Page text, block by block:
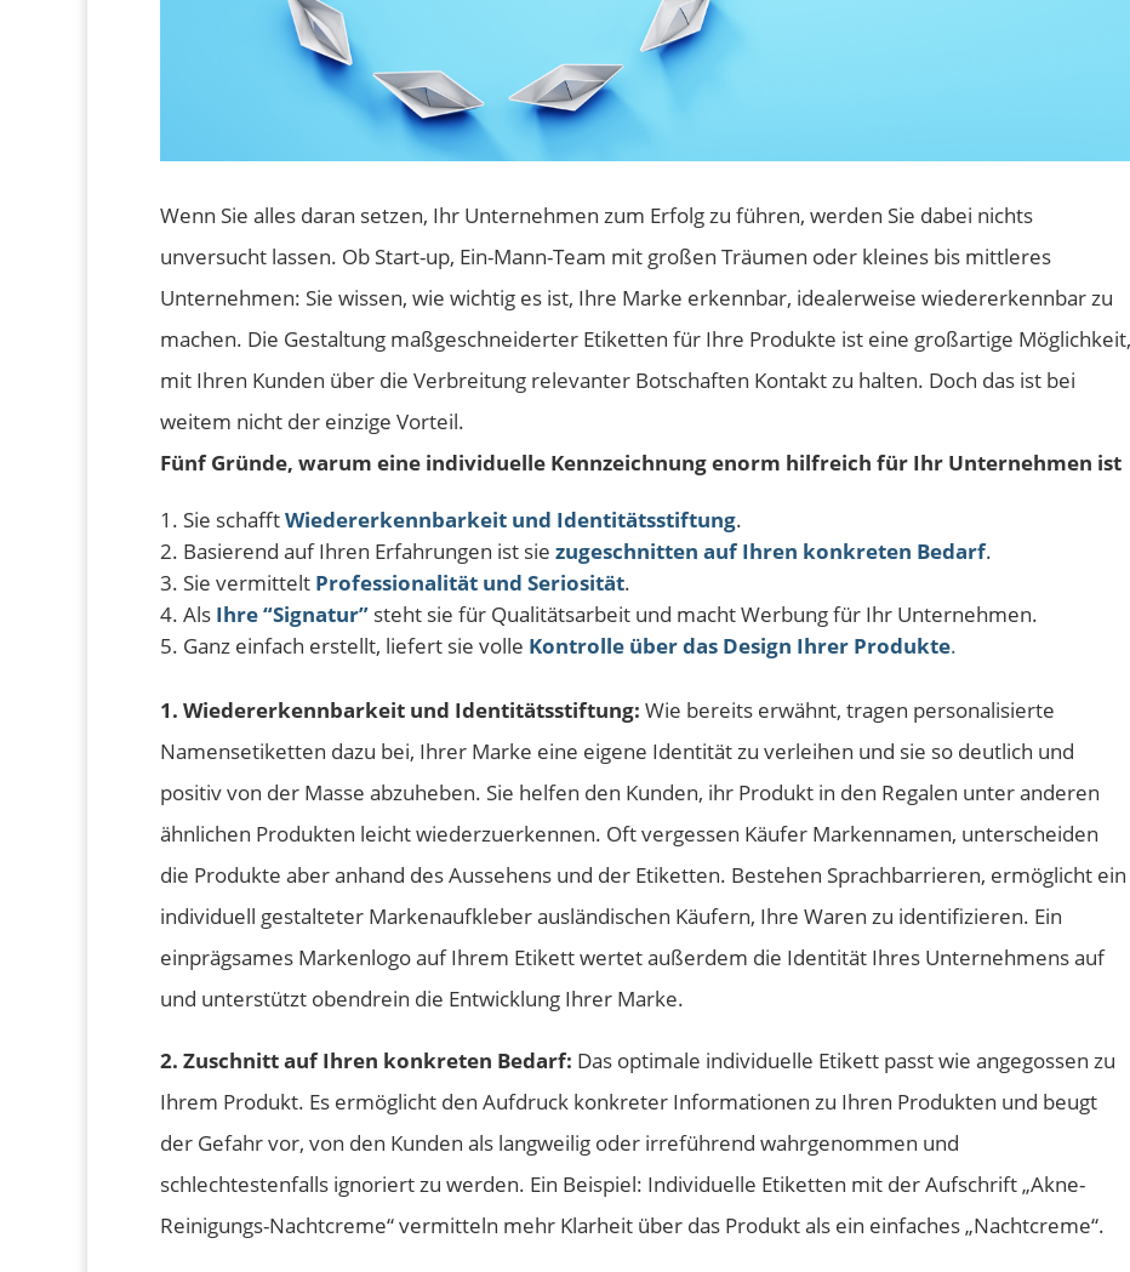
Wenn Sie alles daran setzen, Ihr Unternehmen zum Erfolg zu führen, werden Sie dabei nichts
unversucht lassen. Ob Start-up, Ein-Mann-Team mit großen Träumen oder kleines bis mittleres
Unternehmen: Sie wissen, wie wichtig es ist, Ihre Marke erkennbar, idealerweise wiedererkennbar zu
machen. Die Gestaltung maßgeschneiderter Etiketten für Ihre Produkte ist eine großartige Möglichkeit,
mit Ihren Kunden über die Verbreitung relevanter Botschaften Kontakt zu halten. Doch das ist bei
weitem nicht der einzige Vorteil.
Fünf Gründe, warum eine individuelle Kennzeichnung enorm hilfreich für Ihr Unternehmen ist
Sie schafftWiedererkennbarkeit und Identitätsstiftung.
Basierend auf Ihren Erfahrungen ist sie zugeschnitten auf Ihren konkreten Bedarf.
Sie vermittelt Professionalität und Seriosität.
Als Ihre “Signatur” steht sie für Qualitätsarbeit und macht Werbung für Ihr Unternehmen.
Ganz einfach erstellt, liefert sie volle Kontrolle über das Design Ihrer Produkte.
1. Wiedererkennbarkeit und Identitätsstiftung: Wie bereits erwähnt, tragen personalisierte
Namensetiketten dazu bei, Ihrer Marke eine eigene Identität zu verleihen und sie so deutlich und
positiv von der Masse abzuheben. Sie helfen den Kunden, ihr Produkt in den Regalen unter anderen
ähnlichen Produkten leicht wiederzuerkennen. Oft vergessen Käufer Markennamen, unterscheiden
die Produkte aber anhand des Aussehens und der Etiketten. Bestehen Sprachbarrieren, ermöglicht ein
individuell gestalteter Markenaufkleber ausländischen Käufern, Ihre Waren zu identifizieren. Ein
einprägsames Markenlogo auf Ihrem Etikett wertet außerdem die Identität Ihres Unternehmens auf
und unterstützt obendrein die Entwicklung Ihrer Marke.
2. Zuschnitt auf Ihren konkreten Bedarf: Das optimale individuelle Etikett passt wie angegossen zu
Ihrem Produkt. Es ermöglicht den Aufdruck konkreter Informationen zu Ihren Produkten und beugt
der Gefahr vor, von den Kunden als langweilig oder irreführend wahrgenommen und
schlechtestenfalls ignoriert zu werden. Ein Beispiel: Individuelle Etiketten mit der Aufschrift „Akne-
Reinigungs-Nachtcreme“ vermitteln mehr Klarheit über das Produkt als ein einfaches „Nachtcreme“.